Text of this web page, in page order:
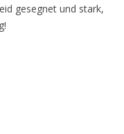
gesegnet und stark,